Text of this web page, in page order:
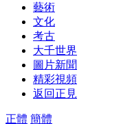
藝術
文化
考古
大千世界
圖片新聞
精彩視頻
返回正見
正體 簡體